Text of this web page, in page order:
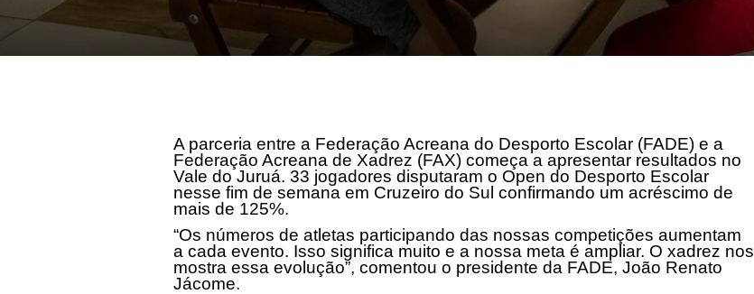
A parceria entre a Federação Acreana do Desporto Escolar (FADE) e a
Federação Acreana de Xadrez (FAX) começa a apresentar resultados no
Vale do Juruá. 33 jogadores disputaram o Open do Desporto Escolar
nesse fim de semana em Cruzeiro do Sul confirmando um acréscimo de
mais de 125%.
“Os números de atletas participando das nossas competições aumentam
a cada evento. Isso significa muito e a nossa meta é ampliar. O xadrez nos
mostra essa evolução”, comentou o presidente da FADE, João Renato
Jácome.